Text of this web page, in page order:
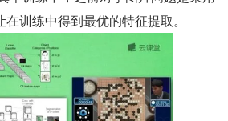
训练中得到最优的特征提取。